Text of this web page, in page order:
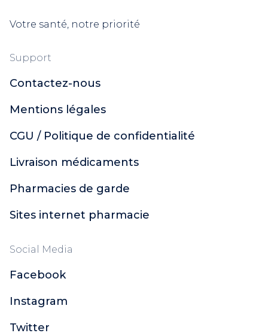
Votre santé, notre priorité
Support
Contactez-nous
Mentions légales
CGU / Politique de confidentialité
Livraison médicaments
Pharmacies de garde
Sites internet pharmacie
Social Media
Facebook
Instagram
Twitter